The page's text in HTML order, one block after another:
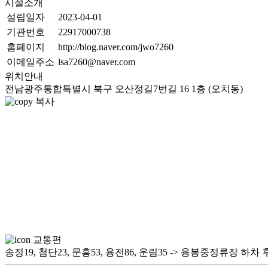
시설소개
설립일자
2023-04-01
기관번호
22917000738
홈페이지
http://blog.naver.com/jwo7260
이메일주소 lsa7260@naver.com
위치안내
전남광주통합특별시 북구 오산정길7번길 16 1층 (오치동)
복사
교통편
송정19, 첨단23, 문흥53, 용전86, 운림35 -> 용봉중정류장 하차